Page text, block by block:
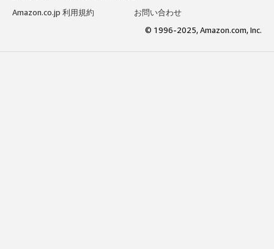
Amazon.co.jp 利用規約
お問い合わせ
© 1996-2025, Amazon.com, Inc.